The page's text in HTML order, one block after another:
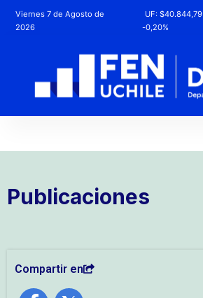
Viernes 7 de Agosto de
2026
UF: $40.844,79
-0,20%
Publicaciones
Compartir en